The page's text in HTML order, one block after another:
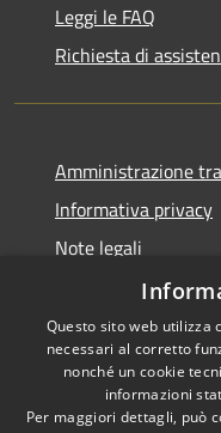
Leggi le FAQ
Richiesta di
Amministrazione
Informativa privacy
Note legali
Dichiarazione di
RSS
Questo sito web utilizza
necessari al corretto
nonché un cookie
informazioni
Per maggiori dettagli, può